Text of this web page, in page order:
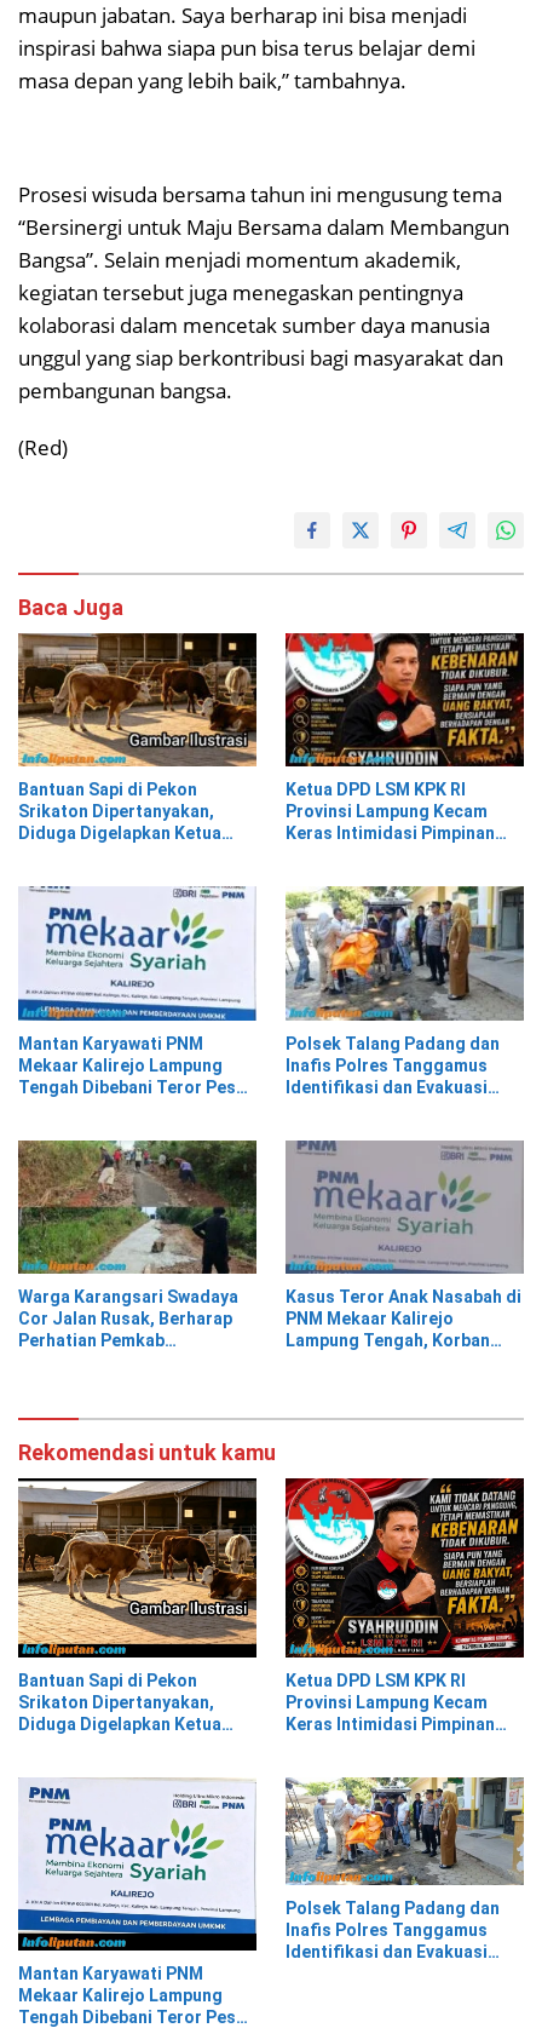
maupun jabatan. Saya berharap ini bisa menjadi
inspirasi bahwa siapa pun bisa terus belajar demi
masa depan yang lebih baik,” tambahnya.
Prosesi wisuda bersama tahun ini mengusung tema
“Bersinergi untuk Maju Bersama dalam Membangun
Bangsa”. Selain menjadi momentum akademik,
kegiatan tersebut juga menegaskan pentingnya
kolaborasi dalam mencetak sumber daya manusia
unggul yang siap berkontribusi bagi masyarakat dan
pembangunan bangsa.
(Red)
Baca Juga
Bantuan Sapi di Pekon
Srikaton Dipertanyakan,
Diduga Digelapkan Ketua
Ketua DPD LSM KPK RI
Provinsi Lampung Kecam
Keras Intimidasi Pimpinan
Mantan Karyawati PNM
Mekaar Kalirejo Lampung
Tengah Dibebani Teror Pesan
Polsek Talang Padang dan
Inafis Polres Tanggamus
Identifikasi dan Evakuasi
Warga Karangsari Swadaya
Cor Jalan Rusak, Berharap
Perhatian Pemkab
Kasus Teror Anak Nasabah di
PNM Mekaar Kalirejo
Lampung Tengah, Korban
Rekomendasi untuk kamu
Bantuan Sapi di Pekon
Srikaton Dipertanyakan,
Diduga Digelapkan Ketua
Ketua DPD LSM KPK RI
Provinsi Lampung Kecam
Keras Intimidasi Pimpinan
Mantan Karyawati PNM
Mekaar Kalirejo Lampung
Tengah Dibebani Teror Pesan
Polsek Talang Padang dan
Inafis Polres Tanggamus
Identifikasi dan Evakuasi